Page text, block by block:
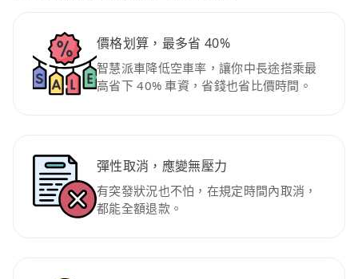
價格划算，最多省 40%
智慧派車降低空車率，讓你中長途搭乘最
高省下 40% 車資，省錢也省比價時間。
彈性取消，應變無壓力
有突發狀況也不怕，在規定時間內取消，
都能全額退款。